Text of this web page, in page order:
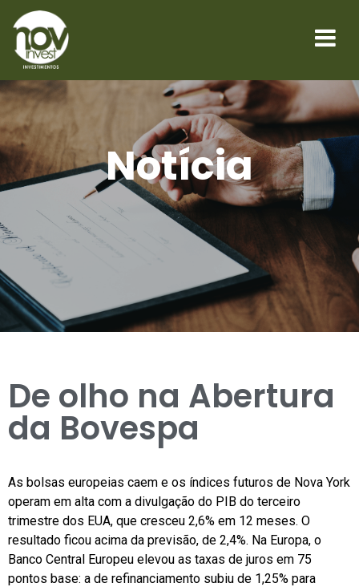
Notícia
De olho na Abertura
da Bovespa
As bolsas europeias caem e os índices futuros de Nova York
operam em alta com a divulgação do PIB do terceiro
trimestre dos EUA, que cresceu 2,6% em 12 meses. O
resultado ficou acima da previsão, de 2,4%. Na Europa, o
Banco Central Europeu elevou as taxas de juros em 75
pontos base: a de refinanciamento subiu de 1,25% para